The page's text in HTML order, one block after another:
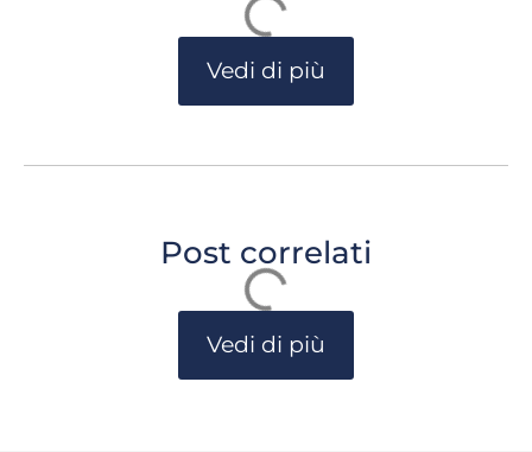
Vedi di più
Post correlati
Vedi di più